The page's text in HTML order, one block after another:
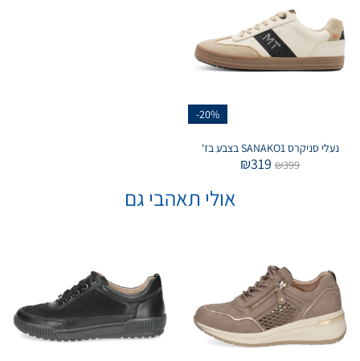
-20%
נעלי סניקרס SANAKO1 בצבע בז'
₪399
₪319
אולי תאהבי גם